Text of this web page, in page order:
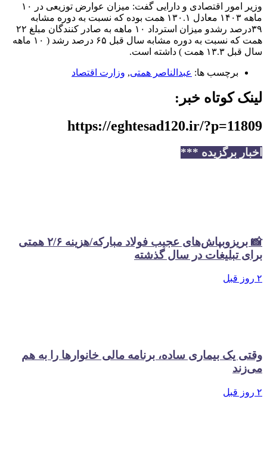
وزیر امور اقتصادی و دارایی گفت: میزان عوارض توزیعی در ۱۰
ماهه ۱۴۰۳ معادل ۱۳۰.۱ همت بوده که نسبت به دوره مشابه
۳۹درصد رشدو میزان استرداد ۱۰ ماهه به صادر کنندگان مبلغ ۲۲
همت که نسبت به دوره مشابه سال قبل ۶۵ درصد رشد ( ۱۰ ماهه
سال قبل ۱۳.۳ همت ) داشته است.
برچسب ها: عبدالناصر همتی, وزارت اقتصاد
لینک کوتاه خبر:
https://eghtesad120.ir/?p=11809
اخبار برگزیده ***
📸 بریزوبپاش‌های عجیب فولاد مبارکه/هزینه ۲/۶ همتی
برای تبلیغات در سال گذشته
۲ روز قبل
وقتی یک بیماری ساده، برنامه مالی خانوارها را به هم
می‌زند
۲ روز قبل